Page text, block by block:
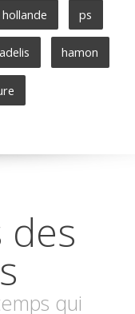
hollande ps
hamon
des
qui